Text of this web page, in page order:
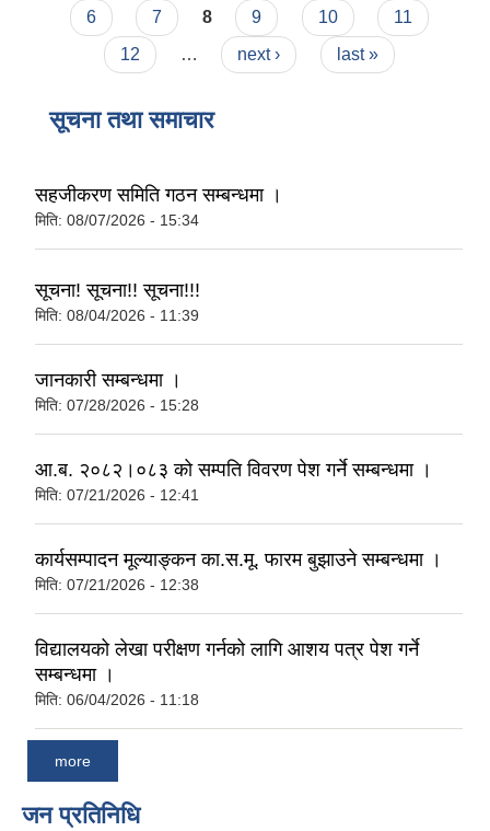
6
7 8 9 10
11
12
… next › last »
सूचना तथा समाचार
सहजीकरण समिति गठन सम्बन्धमा ।
मिति: 08/07/2026 - 15:34
सूचना! सूचना!! सूचना!!!
मिति: 08/04/2026 - 11:39
जानकारी सम्बन्धमा ।
मिति: 07/28/2026 - 15:28
आ.ब. २०८२।०८३ को सम्पति विवरण पेश गर्ने सम्बन्धमा ।
मिति: 07/21/2026 - 12:41
कार्यसम्पादन मूल्याङ्कन का.स.मू. फारम बुझाउने सम्बन्धमा ।
मिति: 07/21/2026 - 12:38
विद्यालयको लेखा परीक्षण गर्नको लागि आशय पत्र पेश गर्ने
सम्बन्धमा ।
मिति: 06/04/2026 - 11:18
more
जन प्रतिनिधि